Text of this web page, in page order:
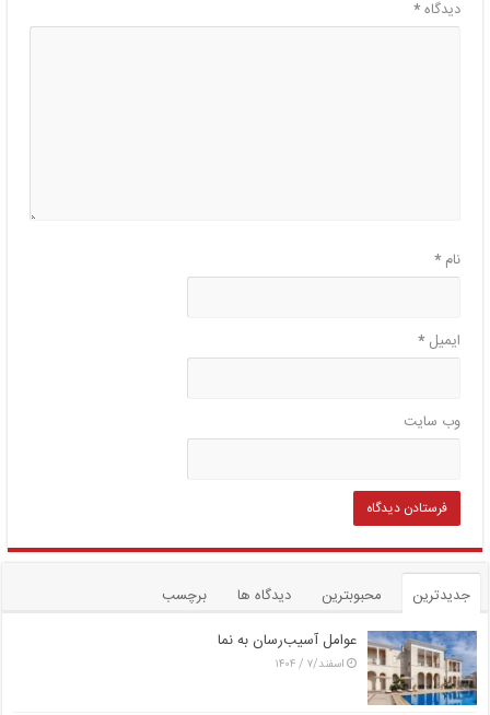
دیدگاه*
نام*
ایمیل*
وب‌ سایت
جدیدترین محبوبترین دیدگاه ها
برچسب
عوامل آسیب‌رسان به نما
اسفند/۷ / ۱۴۰۴